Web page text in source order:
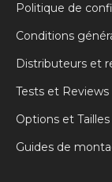
Politique de
Conditions
Distributeurs et
Tests et Reviews
Options et
Guides de